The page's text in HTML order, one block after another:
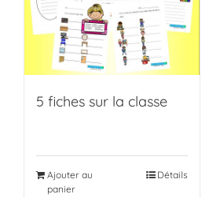
5 fiches sur la classe
Ajouter au
panier
Détails